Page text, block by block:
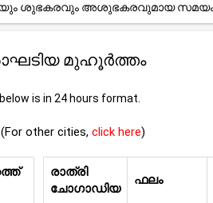
ശുഭകരവും അശുഭകരവുമായ
ഛൊഘടിയ മുഹൂർത്തം
is in 24 hours format.
other cities, click here)
രാത്രി
ചോഗാഡിയ
ഫലം